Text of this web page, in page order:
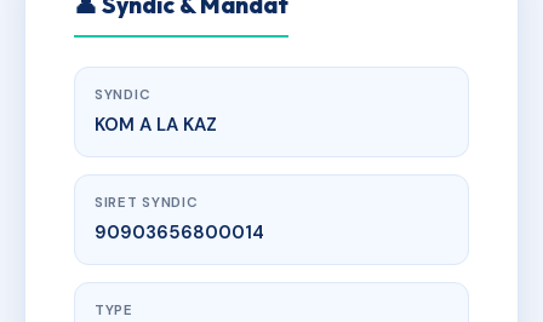
SYNDIC
KOM A LA KAZ
SIRET SYNDIC
90903656800014
TYPE